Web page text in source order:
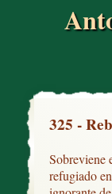
325 -
Sobreviene
refugiado